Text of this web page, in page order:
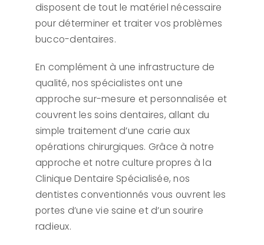
disposent de tout le matériel nécessaire
pour déterminer et traiter vos problèmes
bucco-dentaires.
En complément à une infrastructure de
qualité, nos spécialistes ont une
approche sur-mesure et personnalisée et
couvrent les soins dentaires, allant du
simple traitement d’une carie aux
opérations chirurgiques. Grâce à notre
approche et notre culture propres à la
Clinique Dentaire Spécialisée, nos
dentistes conventionnés vous ouvrent les
portes d’une vie saine et d’un sourire
radieux.